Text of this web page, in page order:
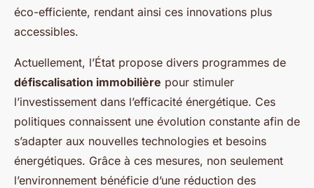
éco-efficiente, rendant ainsi ces innovations plus
accessibles.
Actuellement, l’État propose divers programmes de
défiscalisation immobilière pour stimuler
l’investissement dans l’efficacité énergétique. Ces
politiques connaissent une évolution constante afin de
s’adapter aux nouvelles technologies et besoins
énergétiques. Grâce à ces mesures, non seulement
l’environnement bénéficie d’une réduction des